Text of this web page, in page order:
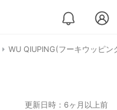
WU QIUPING(フーキウッピ
更新日時：6ヶ月以上前